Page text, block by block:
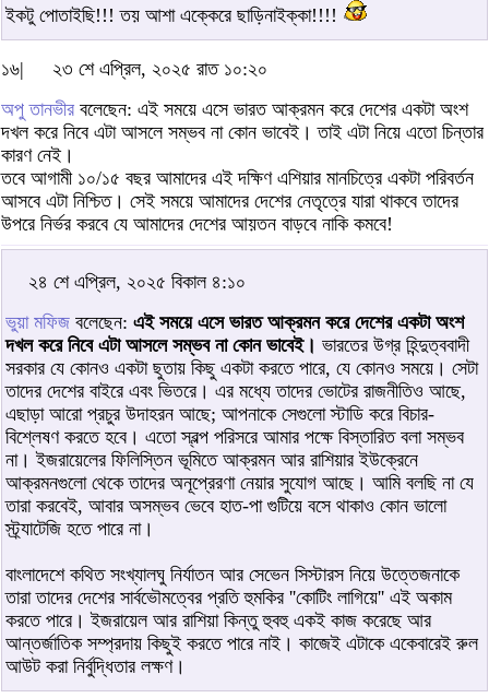
ইকটু পোতাইছি!!! তয় আশা এক্কেরে ছাড়িনাইক্কা!!!!
১৬|
২৩ শে এপ্রিল, ২০২৫ রাত ১০:২০
অপু তানভীর বলেছেন: এই সময়ে এসে ভারত আক্রমন করে দেশের একটা অংশ
দখল করে নিবে এটা আসলে সম্ভব না কোন ভাবেই। তাই এটা নিয়ে এতো চিন্তার
কারণ নেই।
তবে আগামী ১০/১৫ বছর আমাদের এই দক্ষিণ এশিয়ার মানচিত্রে একটা পরিবর্তন
আসবে এটা নিশ্চিত। সেই সময়ে আমাদের দেশের নেতৃত্রে যারা থাকবে তাদের
উপরে নির্ভর করবে যে আমাদের দেশের আয়তন বাড়বে নাকি কমবে!
২৪ শে এপ্রিল, ২০২৫ বিকাল ৪:১০
ভুয়া মফিজ বলেছেন: এই সময়ে এসে ভারত আক্রমন করে দেশের একটা অংশ
দখল করে নিবে এটা আসলে সম্ভব না কোন ভাবেই। ভারতের উগ্র হিন্দুত্ববাদী
সরকার যে কোনও একটা ছুতায় কিছু একটা করতে পারে, যে কোনও সময়ে। সেটা
তাদের দেশের বাইরে এবং ভিতরে। এর মধ্যে তাদের ভোটের রাজনীতিও আছে,
এছাড়া আরো প্রচুর উদাহরন আছে; আপনাকে সেগুলো স্টাডি করে বিচার-
বিশ্লেষণ করতে হবে। এতো স্বল্প পরিসরে আমার পক্ষে বিস্তারিত বলা সম্ভব
না। ইজরায়েলের ফিলিস্তিন ভূমিতে আক্রমন আর রাশিয়ার ইউক্রেনে
আক্রমনগুলো থেকে তাদের অনূপ্রেরণা নেয়ার সুযোগ আছে। আমি বলছি না যে
তারা করবেই, আবার অসম্ভব ভেবে হাত-পা গুটিয়ে বসে থাকাও কোন ভালো
স্ট্র্যাটেজি হতে পারে না।
বাংলাদেশে কথিত সংখ্যালঘু নির্যাতন আর সেভেন সিস্টারস নিয়ে উত্তেজনাকে
তারা তাদের দেশের সার্বভৌমত্বের প্রতি হুমকির ''কোটিং লাগিয়ে'' এই অকাম
করতে পারে। ইজরায়েল আর রাশিয়া কিন্তু হুবহু একই কাজ করেছে আর
আন্তর্জাতিক সম্প্রদায় কিছুই করতে পারে নাই। কাজেই এটাকে একেবারেই রুল
আউট করা নির্বুদ্ধিতার লক্ষণ।